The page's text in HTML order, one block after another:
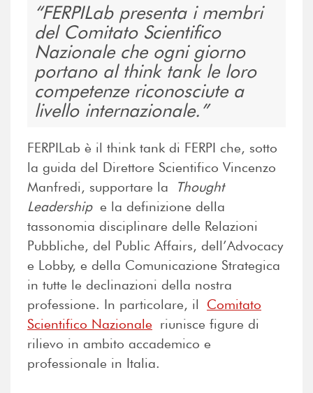
FERPILab presenta i membri
del Comitato Scientifico
Nazionale che ogni giorno
portano al think tank le loro
competenze riconosciute a
livello internazionale.
FERPILab è il think tank di FERPI che, sotto
la guida del Direttore Scientifico Vincenzo
Manfredi, supportare la
Thought
Leadershipe la definizione della
tassonomia disciplinare delle Relazioni
Pubbliche, del Public Affairs, dell’Advocacy
e Lobby, e della Comunicazione Strategica
in tutte le declinazioni della nostra
professione. In particolare, il Comitato
Scientifico Nazionale riunisce figure di
rilievo in ambito accademico e
professionale in Italia.